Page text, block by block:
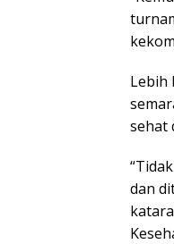
Lebih
sehat
dan